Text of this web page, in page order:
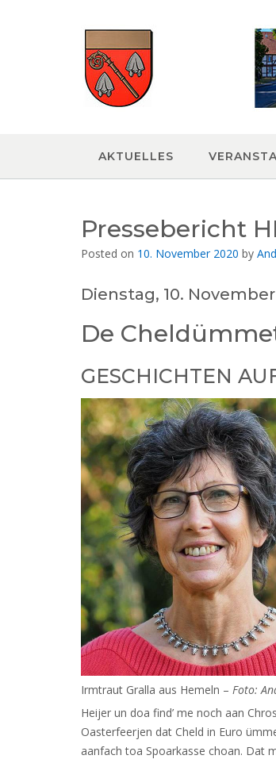
AKTUELLES
Pressebericht
Posted on 10. November 2020 by
Dienstag, 10.
De
GESCHICHTEN
Irmtraut Gralla aus Hemeln – Foto:
Heijer un doa find’ me noch aan
Oasterfeerjen dat Cheld in Euro
aanfach toa Spoarkasse choan. Dat